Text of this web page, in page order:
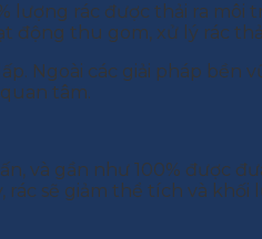
lượng rác được thải ra môi
động thu gom, xử lý rác
Ngoài các giải pháp bền
tâm.
và gần như 100% được
sẽ giảm thể tích và khối